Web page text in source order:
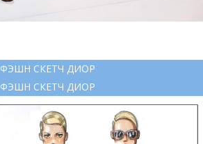
ФЭШН СКЕТЧ ДИОР
ФЭШН СКЕТЧ ДИОР